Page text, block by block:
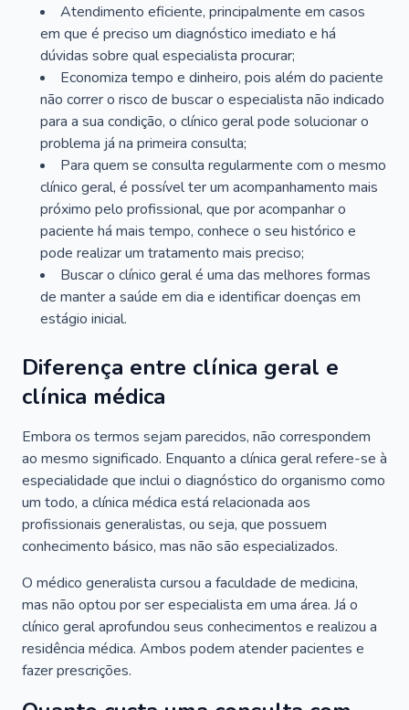
Atendimento eficiente, principalmente em casos
em que é preciso um diagnóstico imediato e há
dúvidas sobre qual especialista procurar;
Economiza tempo e dinheiro, pois além do paciente
não correr o risco de buscar o especialista não indicado
para a sua condição, o clínico geral pode solucionar o
problema já na primeira consulta;
Para quem se consulta regularmente com o mesmo
clínico geral, é possível ter um acompanhamento mais
próximo pelo profissional, que por acompanhar o
paciente há mais tempo, conhece o seu histórico e
pode realizar um tratamento mais preciso;
Buscar o clínico geral é uma das melhores formas
de manter a saúde em dia e identificar doenças em
estágio inicial.
Diferença entre clínica geral e
clínica médica
Embora os termos sejam parecidos, não correspondem
ao mesmo significado. Enquanto a clínica geral refere-se à
especialidade que inclui o diagnóstico do organismo como
um todo, a clínica médica está relacionada aos
profissionais generalistas, ou seja, que possuem
conhecimento básico, mas não são especializados.
O médico generalista cursou a faculdade de medicina,
mas não optou por ser especialista em uma área. Já o
clínico geral aprofundou seus conhecimentos e realizou a
residência médica. Ambos podem atender pacientes e
fazer prescrições.